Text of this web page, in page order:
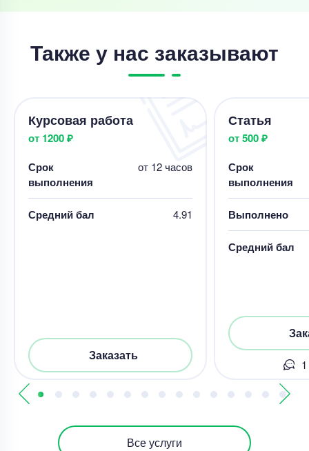
Также у нас заказывают
Курсовая работа
от 1200 ₽
Срок
выполнения
от 12 часов
Средний бал 4.91
Заказать
Статья
от 500 ₽
Срок
выполнения
Выполнено
Средний бал
Все услуги